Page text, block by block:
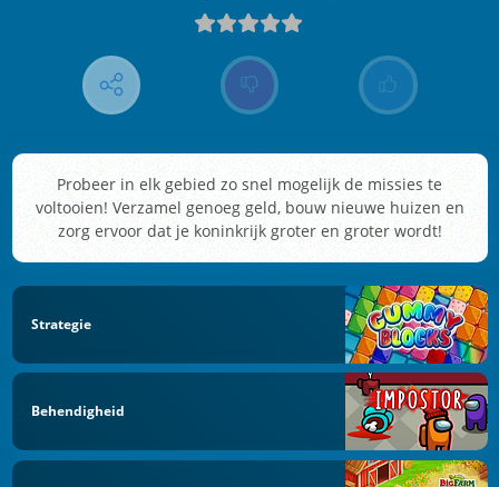
Probeer in elk gebied zo snel mogelijk de missies te
voltooien! Verzamel genoeg geld, bouw nieuwe huizen en
zorg ervoor dat je koninkrijk groter en groter wordt!
Strategie
Behendigheid